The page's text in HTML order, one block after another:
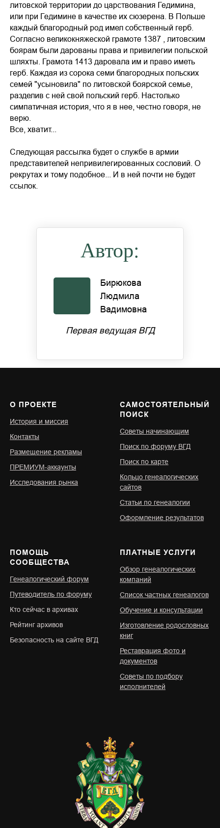
литовской территории до царствования Гедимина,
или при Гедимине в качестве их сюзерена. В Польше
каждый благородный род имел собственный герб.
Согласно великокняжеской грамоте 1387 , литовским
боярам были дарованы права и привилегии польской
шляхты. Грамота 1413 даровала им и право иметь
герб. Каждая из сорока семи благородных польских
семей "усыновила" по литовской боярской семье,
разделив с ней свой польский герб. Настолько
симпатичная история, что я в нее, честно говоря, не
верю.
Все, хватит...
Следующая рассылка будет о службе в армии
представителей непривилегированных сословий. О
рекрутах и тому подобное... И в ней почти не будет
ссылок.
Бирюкова
Людмила
Вадимовна
Первая ведущая ВГД
Автор:
О ПРОЕКТЕ
История и миссия
Контакты
Размещение рекламы
ПРЕМИУМ-аккаунты
Исследования рынка
САМОСТОЯТЕЛЬНЫЙ
ПОИСК
Советы начинающим
Поиск по форуму ВГД
Поиск по карте
Кольцо генеалогических
сайтов
Статьи по генеалогии
Оформление результатов
ПОМОЩЬ
СООБЩЕСТВА
Генеалогический форум
Путеводитель по форуму
Кто сейчас в архивах
Рейтинг архивов
Безопасность на сайте ВГД
ПЛАТНЫЕ УСЛУГИ
Обзор генеалогических
компаний
Список частных генеалогов
Обучение и консультации
Изготовление родословных
книг
Реставрация фото и
документов
Советы по подбору
исполнителей